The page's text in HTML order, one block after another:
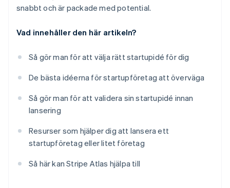
snabbt och är packade med potential.
Vad innehåller den här artikeln?
Så gör man för att välja rätt startupidé för dig
De bästa idéerna för startupföretag att överväga
Så gör man för att validera sin startupidé innan
lansering
Resurser som hjälper dig att lansera ett
startupföretag eller litet företag
Så här kan Stripe Atlas hjälpa till